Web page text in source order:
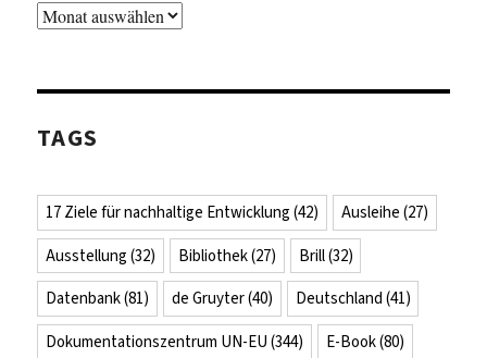
Archiv
TAGS
17 Ziele für nachhaltige Entwicklung (42) Ausleihe (27)
Ausstellung (32) Bibliothek(27) Brill(32)
Datenbank(81) de Gruyter(40) Deutschland (41)
Dokumentationszentrum UN-EU (344) E-Book(80)